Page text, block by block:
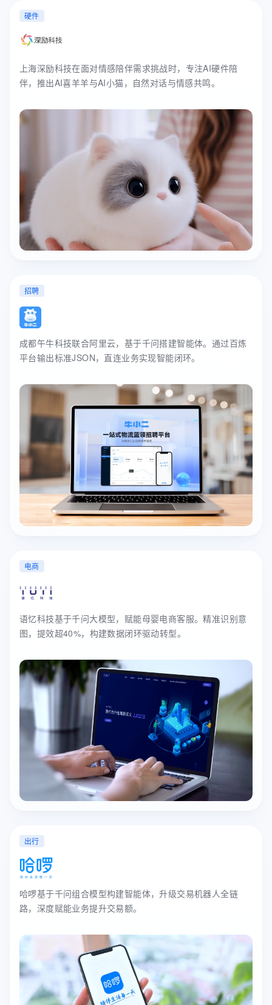
硬件
上海深励科技在面对情感陪伴需求挑战时，专注AI硬件陪
伴，推出AI喜羊羊与AI小猫，自然对话与情感共鸣。
招聘
成都午牛科技联合阿里云，基于千问搭建智能体。通过百炼
平台输出标准JSON，直连业务实现智能闭环。
电商
语忆科技基于千问大模型，赋能母婴电商客服。精准识别意
图，提效超40%，构建数据闭环驱动转型。
出行
哈啰基于千问组合模型构建智能体，升级交易机器人全链
路，深度赋能业务提升交易额。